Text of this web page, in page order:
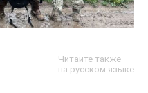
Читайте также
на русском языке